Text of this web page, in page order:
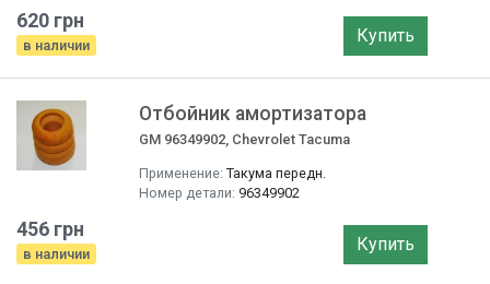
620 грн
в наличии Купить
Отбойник амортизатора
GM 96349902, Chevrolet Tacuma
Применение: Такума передн.
Номер детали: 96349902
456 грн
в наличии Купить